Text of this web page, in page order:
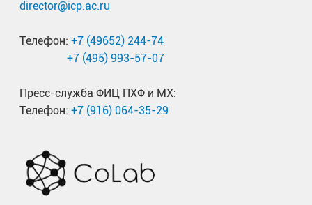
director@icp.ac.ru
Телефон: +7 (49652) 244-74
+7 (495) 993-57-07
Пресс-служба ФИЦ ПХФ и МХ:
Телефон: +7 (916) 064-35-29